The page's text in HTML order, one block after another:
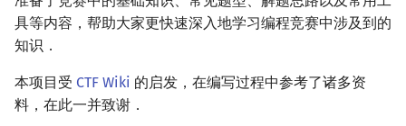
CP Editor
Git
排序相关 STL
概率 DP
DP 套 DP
后缀平衡树
广义后缀自动机 阶乘取模
形式幂级数复合|复合逆
组合数学
Pólya 计数
线性代数
线段树
划分树
连通性相关
环计数问题
反演变换
计算几何杂项
在一台机器上规划任务
主元素问题
具等内容，帮助大家更快速深入地学习编程竞赛中涉及到的
知识．
本项目受 CTF Wiki 的启发，在编写过程中参考了诸多资
料，在此一并致谢．